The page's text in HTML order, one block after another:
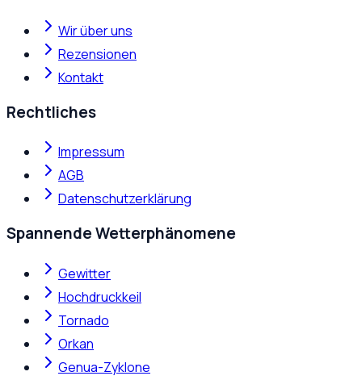
Wir über uns
Rezensionen
Kontakt
Rechtliches
Impressum
AGB
Datenschutzerklärung
Spannende Wetterphänomene
Gewitter
Hochdruckkeil
Tornado
Orkan
Genua-Zyklone